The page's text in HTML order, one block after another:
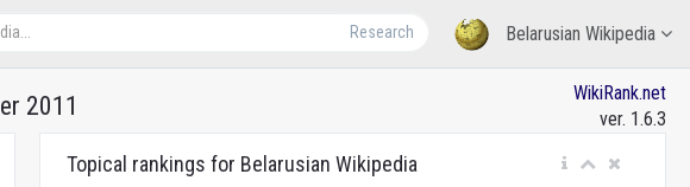
Belarusian Wikipedia
Research
2011
WikiRank.net
ver. 1.6.3
Topical rankings for Belarusian Wikipedia